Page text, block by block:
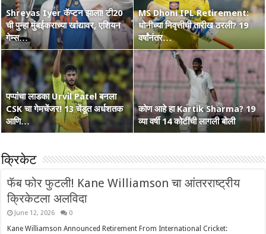
Shreyas Iyer कॅप्टन झाला! टी20
ची पुन्हा मुंबईकराच्या खांद्यावर, एशियन
गेम्स…
MS Dhoni IPL Retirement:
धोनीच्या निवृत्तीची तारीख ठरली? 19
वर्षांनंतर…
पप्पांचा लाडका Urvil Patel बनला
CSK चा गेमचेंजर! 13 चेंडूत अर्धशतक
आणि…
कोण आहे हा Kartik Sharma? 19
व्या वर्षी 14 कोटींची लागली बोली
कोण हा Raghu Sharma? वय 33,
कृष्णभक्त, शेन वॉर्न आणि बरंच काही
वंडर बॉय Vaibhav Suryavanshi
चा आणखी एक शतकी धमाका! 36 चेंडूत
…
सरपंच श्रेयसच्या Punjab Kings चा
वर्ल्ड रेकॉर्ड! दिल्लीविरूद्ध चेस केले 264
Australia Retain The Ashes
2025-2026
क्रिकेट
फॅब फोर फुटली! Kane Williamson चा आंतरराष्ट्रीय
क्रिकेटला अलविदा
June 12, 2026 0
Kane Williamson Announced Retirement From International Cricket: